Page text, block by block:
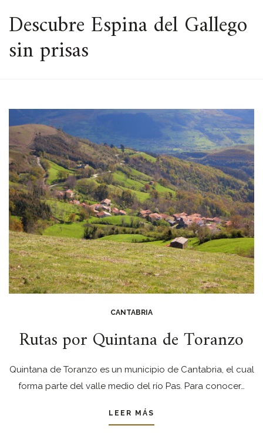
ESPACIO
Descubre Espina del Gallego
sin prisas
CANTABRIA
Rutas por Quintana de Toranzo
Quintana de Toranzo es un municipio de Cantabria, el cual
forma parte del valle medio del río Pas. Para conocer…
LEER MÁS